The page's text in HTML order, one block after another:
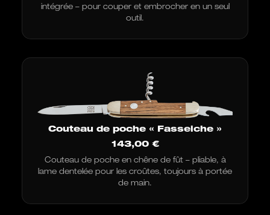
intégrée – pour couper et embrocher en un seul
outil.
Couteau de poche « Fasseiche »
143,00 €
Couteau de poche en chêne de fût – pliable, à
lame dentelée pour les croûtes, toujours à portée
de main.